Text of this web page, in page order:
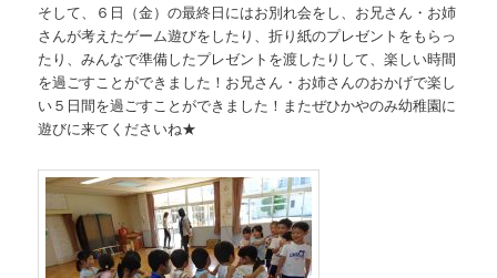
そして、６日（金）の最終日にはお別れ会をし、お兄さん・お姉
さんが考えたゲーム遊びをしたり、折り紙のプレゼントをもらっ
たり、みんなで準備したプレゼントを渡したりして、楽しい時間
を過ごすことができました！お兄さん・お姉さんのおかげで楽し
い５日間を過ごすことができました！またぜひかやのみ幼稚園に
遊びに来てくださいね★